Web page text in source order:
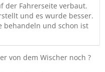
der Fahrerseite verbaut.
und es wurde besser.
behandeln und schon ist
von dem Wischer noch ?